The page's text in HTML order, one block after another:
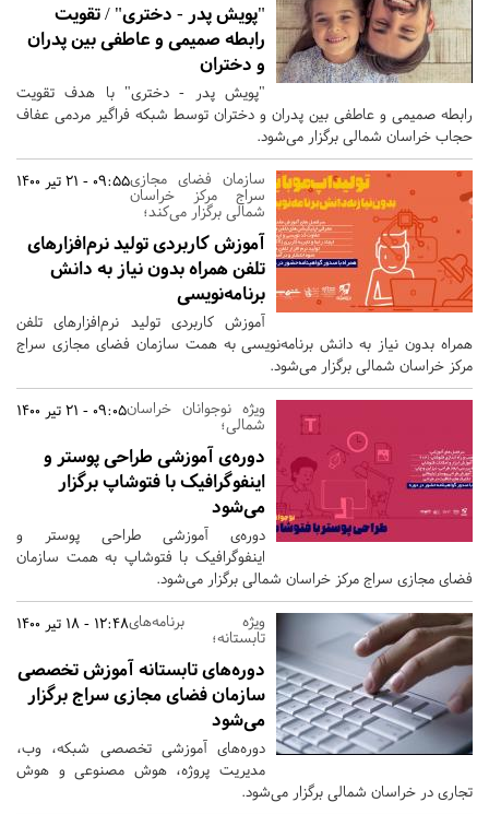
"پویش پدر - دختری" / تقویت
رابطه صمیمی و عاطفی بین پدران
و دختران
"پویش پدر - دختری" با هدف تقویت
رابطه صمیمی و عاطفی بین پدران و دختران توسط شبکه فراگیر مردمی عفاف
حجاب خراسان شمالی برگزار می‌شود.
09:55 - 21 تیر 1400سازمان فضای مجازی
سراج مرکز خراسان
شمالی برگزار می‌کند؛
آموزش کاربردی تولید نرم‌افزارهای
تلفن همراه بدون نیاز به دانش
برنامه‌نویسی
آموزش کاربردی تولید نرم‌افزارهای تلفن
همراه بدون نیاز به دانش برنامه‌نویسی به همت سازمان فضای مجازی سراج
مرکز خراسان شمالی برگزار می‌شود.
09:05 - 21 تیر 1400ویژه نوجوانان خراسان
شمالی؛
دوره‌ی آموزشی طراحی پوستر و
اینفوگرافیک با فتوشاپ برگزار
می‌شود
دوره‌ی آموزشی طراحی پوستر و
اینفوگرافیک با فتوشاپ به همت سازمان
فضای مجازی سراج مرکز خراسان شمالی برگزار می‌شود.
12:48 - 18 تیر 1400ویژه‌ برنامه‌های
تابستانه؛
دوره‌های تابستانه آموزش تخصصی
سازمان فضای مجازی سراج برگزار
می‌شود
دوره‌های آموزشی تخصصی شبکه، وب،
مدیریت پروژه، هوش مصنوعی و هوش
تجاری در خراسان شمالی برگزار می‌شود.